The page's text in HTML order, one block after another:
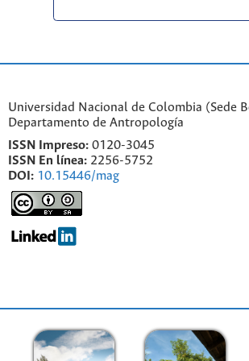
Universidad Nacional de Colombia (Sede
Departamento de Antropología
ISSN Impreso: 0120-3045
ISSN En línea: 2256-5752
DOI: 10.15446/mag